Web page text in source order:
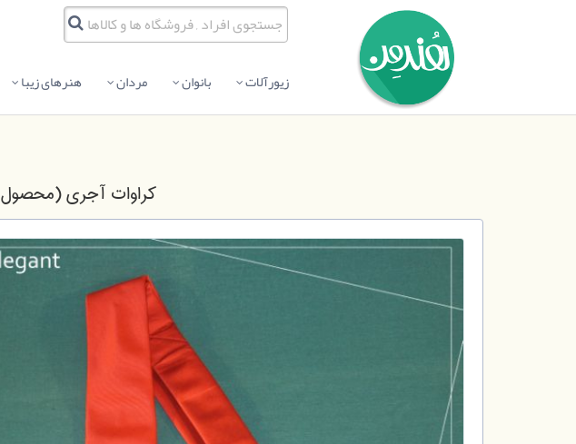
زیورآلات بانوان مردان هنرهای زیبا
کراوات آجری (محصول ۶۹۸)